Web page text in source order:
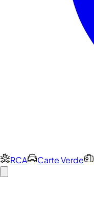
RCA Carte Verde